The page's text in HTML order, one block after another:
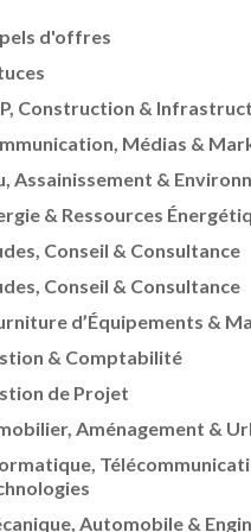
d'offres
Construction &
Médias &
Assainissement &
& Ressources
Conseil & Consultance
Conseil & Consultance
d’Équipements &
& Comptabilité
de Projet
Aménagement &
Automobile &